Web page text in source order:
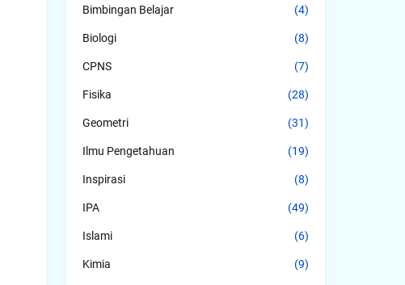
Bimbingan Belajar (4)
Biologi (8)
CPNS (7)
Fisika (28)
Geometri (31)
Ilmu Pengetahuan (19)
Inspirasi (8)
IPA (49)
Islami (6)
Kimia (9)